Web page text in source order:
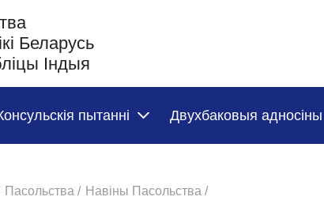
Беларусь
Індыя
пытанні Двухбаковыя адносіны
Пасольства / Навіны Пасольства /